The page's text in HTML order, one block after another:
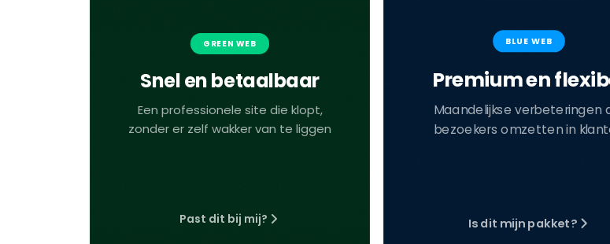
GREEN WEB
Snel en betaalbaar
Een professionele site die klopt,
zonder er zelf wakker van te liggen
Past dit bij mij?
BLUE WEB
Premium en
Maandelijkse verbeteringen
bezoekers omzetten in
Is dit mijn pakket?